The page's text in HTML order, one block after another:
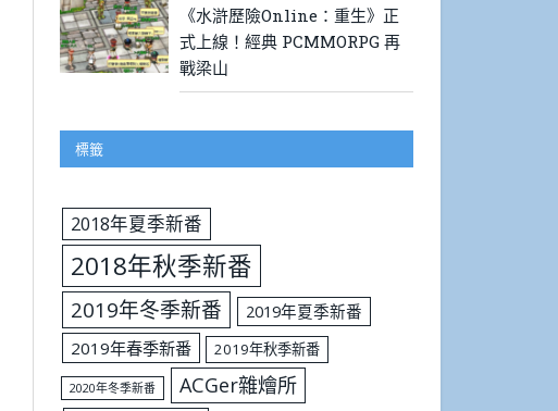
《水滸歷險Online：重生》正
式上線！經典 PCMMORPG 再
戰梁山
標籤
2018年夏季新番
2018年秋季新番
2019年冬季新番
2019年夏季新番
2019年春季新番
2019年秋季新番
2020年冬季新番 ACGer雜燴所